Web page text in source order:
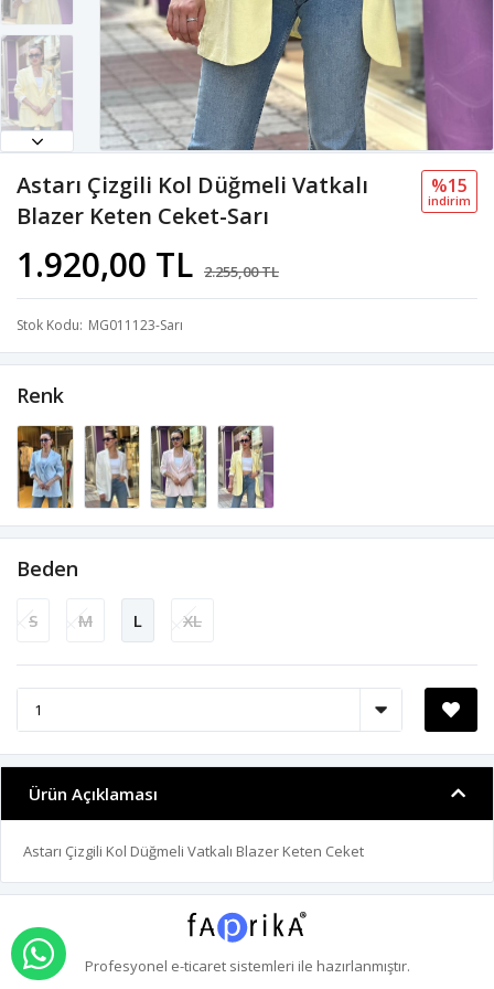
Astarı Çizgili Kol Düğmeli Vatkalı
Blazer Keten Ceket-Sarı
1.920,00 TL 2.255,00 TL
%15
i̇ndi̇ri̇m
Stok Kodu MG011123-Sarı
Renk
Beden
S M L XL
Ürün Açıklaması
Astarı Çizgili Kol Düğmeli Vatkalı Blazer Keten Ceket
Profesyonel e-ticaretsistemleri ile hazırlanmıştır.